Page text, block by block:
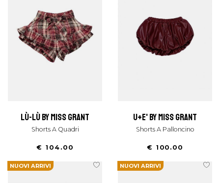
lù-lù by miss grant
Shorts A Quadri
€ 104.00
u+e' by miss grant
Shorts A Palloncino
€ 100.00
NUOVI ARRIVI NUOVI ARRIVI